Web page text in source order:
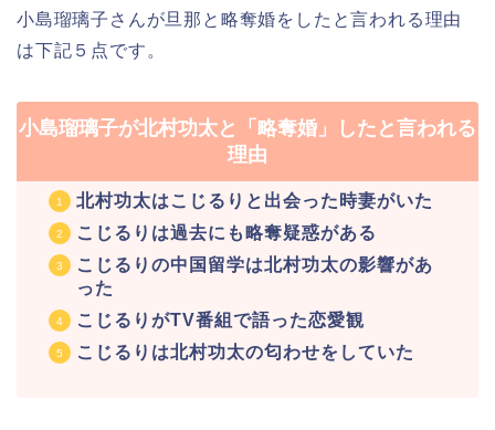
小島瑠璃子さんが旦那と略奪婚をしたと言われる理由
は下記５点です。
小島瑠璃子が北村功太と「 略奪婚 」したと言われる
理由
北村功太はこじるりと出会った時妻がいた
こじるりは過去にも略奪疑惑がある
こじるりの中国留学は北村功太の影響があ
った
こじるりがTV番組で語った恋愛観
こじるりは北村功太の匂わせをしていた